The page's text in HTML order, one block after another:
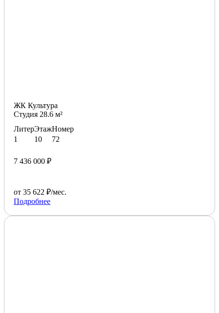
ЖК Культура
Студия 28.6 м²
Литер
1
Этаж
10
Номер
72
7 436 000 ₽
от 35 622 ₽/мес.
Подробнее